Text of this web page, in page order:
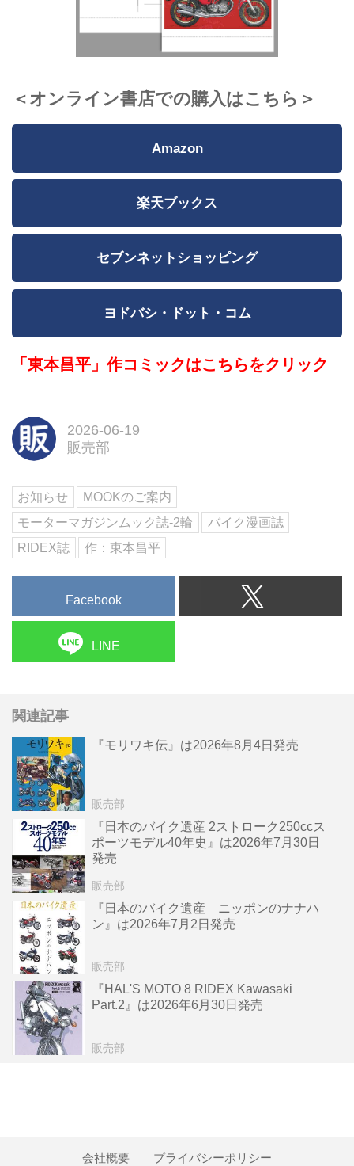
＜オンライン書店での購入はこちら＞
Amazon
楽天ブックス
セブンネットショッピング
ヨドバシ・ドット・コム
「東本昌平」作コミックはこちらをクリック
2026-06-19
販売部
お知らせ
MOOKのご案内
モーターマガジンムック誌-2輪
バイク漫画誌
RIDEX誌
作：東本昌平
Facebook
LINE
関連記事
『モリワキ伝』は2026年8月4日発売
販売部
『日本のバイク遺産 2ストローク250ccス
ポーツモデル40年史』は2026年7月30日
発売
販売部
『日本のバイク遺産 ニッポンのナナハ
ン』は2026年7月2日発売
販売部
『HAL'S MOTO 8 RIDEX Kawasaki
Part.2』は2026年6月30日発売
販売部
会社概要 プライバシーポリシー